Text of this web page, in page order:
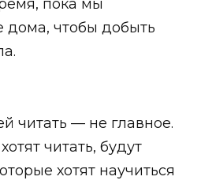
пока мы
дома, чтобы добыть
читать — не главное.
читать, будут
хотят научиться